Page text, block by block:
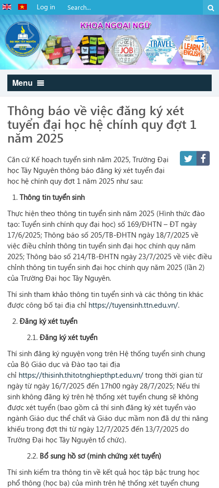
Log in
Menu
Thông báo về việc đăng ký xét
tuyển đại học hệ chính quy đợt 1
năm 2025
Căn cứ Kế hoạch tuyển sinh năm 2025, Trường Đại
học Tây Nguyên thông báo đăng ký xét tuyển đại
học hệ chính quy đợt 1 năm 2025 như sau:
Thông tin tuyển sinh
Thực hiện theo thông tin tuyển sinh năm 2025 (Hình thức đào
tạo: Tuyển sinh chính quy đại học) số 169/ĐHTN – ĐT ngày
17/6/2025; Thông báo số 205/TB-ĐHTN ngày 18/7/2025 về
việc điều chỉnh thông tin tuyển sinh đại học chính quy năm
2025; Thông báo số 214/TB-ĐHTN ngày 23/7/2025 về việc điều
chỉnh thông tin tuyển sinh đại học chính quy năm 2025 (lần 2)
của Trường Đại học Tây Nguyên.
Thí sinh tham khảo thông tin tuyển sinh và các thông tin khác
được công bố tại địa chỉ https://tuyensinh.ttn.edu.vn/.
Đăng ký xét tuyển
2.1. Đăng ký xét tuyển
Thí sinh đăng ký nguyện vọng trên Hệ thống tuyển sinh chung
của Bộ Giáo dục và Đào tạo tại địa
chỉ https://thisinh.thitotnghiepthpt.edu.vn/ trong thời gian từ
ngày từ ngày 16/7/2025 đến 17h00 ngày 28/7/2025; Nếu thí
sinh không đăng ký trên hệ thống xét tuyển chung sẽ không
được xét tuyển (bao gồm cả thí sinh đăng ký xét tuyển vào
ngành Giáo dục thể chất và Giáo dục mầm non đã dự thi năng
khiếu trong đợt thi từ ngày 12/7/2025 đến 13/7/2025 do
Trường Đại học Tây Nguyên tổ chức).
2.2. Bổ sung hồ sơ (minh chứng xét tuyển)
Thí sinh kiểm tra thông tin về kết quả học tập bậc trung học
phổ thông (học bạ) của mình trên hệ thống xét tuyển chung